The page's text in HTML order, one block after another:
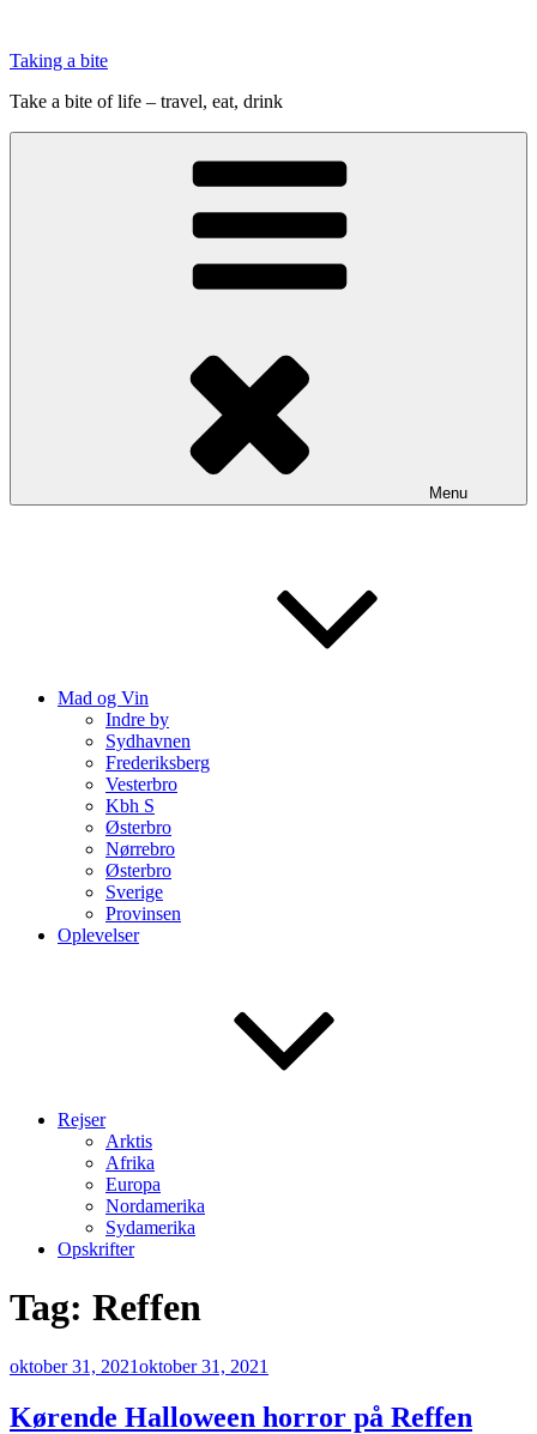
indhold
Taking a bite
Take a bite of life – travel, eat, drink
Menu
Mad og Vin
Indre by
Sydhavnen
Frederiksberg
Vesterbro
Kbh S
Østerbro
Nørrebro
Østerbro
Sverige
Provinsen
Oplevelser
Rejser
Arktis
Afrika
Europa
Nordamerika
Sydamerika
Opskrifter
Tag: Reffen
Udgivet
oktober 31, 2021oktober 31, 2021
Kørende Halloween horror på Reffen